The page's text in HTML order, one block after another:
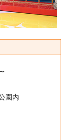
園内